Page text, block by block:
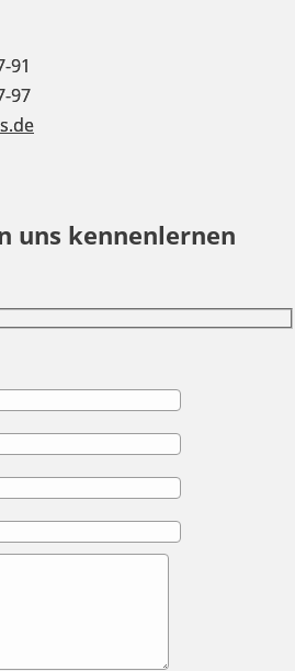
91
97
uns kennenlernen